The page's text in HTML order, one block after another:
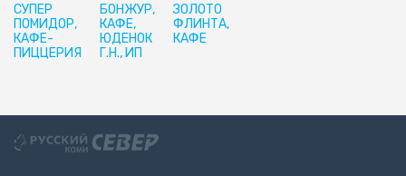
СУПЕР
ПОМИДОР,
КАФЕ-
ПИЦЦЕРИЯ
БОНЖУР,
КАФЕ,
ЮДЕНОК
Г.Н., ИП
ЗОЛОТО
ФЛИНТА,
КАФЕ